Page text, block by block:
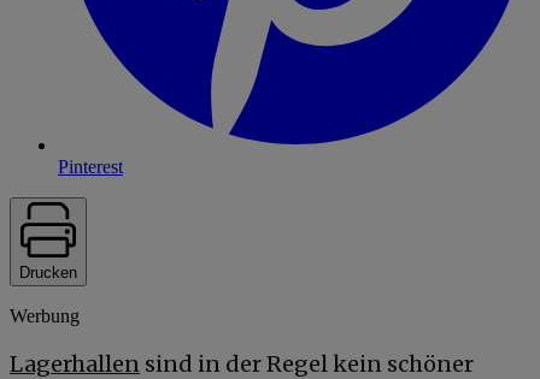
Pinterest
Drucken
Werbung
Lagerhallen sind in der Regel kein schöner